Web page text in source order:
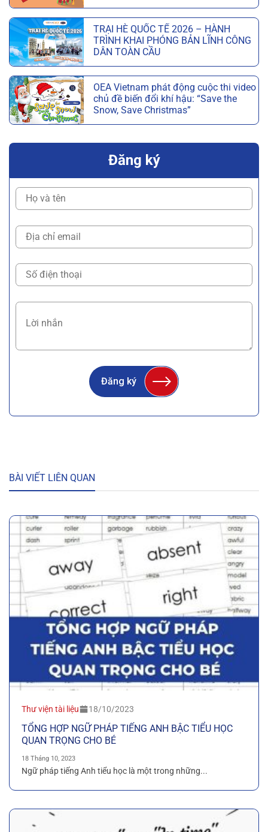
TRẠI HÈ QUỐC TẾ 2026 – HÀNH
TRÌNH KHAI PHÓNG BẢN LĨNH CÔNG
DÂN TOÀN CẦU
OEA Vietnam phát động cuộc thi video
chủ đề biến đổi khí hậu: “Save the
Snow, Save Christmas”
Đăng ký
Đăng ký
BÀI VIẾT LIÊN QUAN
Thư viện tài liệu 18/10/2023
TỔNG HỢP NGỮ PHÁP TIẾNG ANH BẬC TIỂU HỌC
QUAN TRỌNG CHO BÉ
18 Tháng 10, 2023
Ngữ pháp tiếng Anh tiểu học là một trong những...